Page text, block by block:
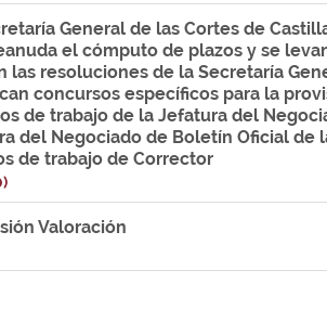
General de las Cortes de
el cómputo de plazos y se
las resoluciones de la Secretaría
concursos específicos para la
de trabajo de la Jefatura del
del Negociado de Boletín Oficial de
de trabajo de Corrector
Valoración